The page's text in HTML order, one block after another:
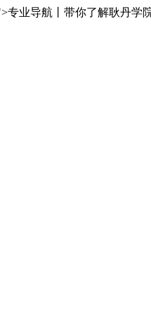
专业导航丨带你了解耿丹学